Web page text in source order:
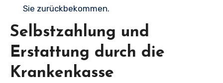
Sie zurückbekommen.
Selbstzahlung und
Erstattung durch die
Krankenkasse